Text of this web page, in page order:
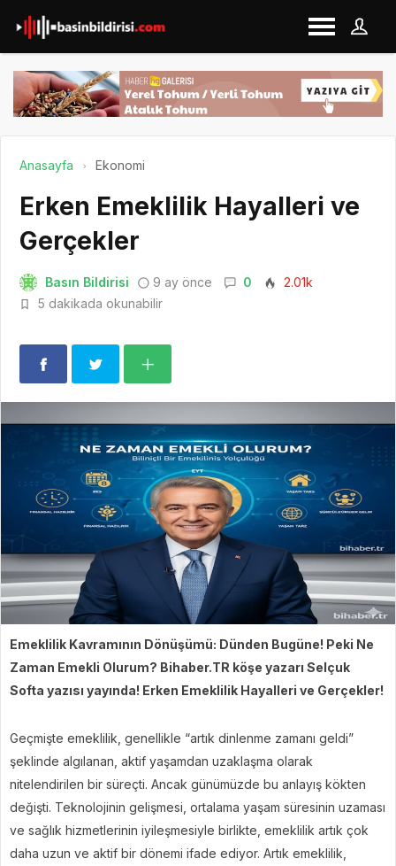
Anasayfa Ekonomi
Erken Emeklilik Hayalleri ve
Gerçekler
Basın Bildirisi 9 ay önce 0
2.01k
5 dakikada okunabilir
Emeklilik Kavramının Dönüşümü: Dünden Bugüne! Peki Ne
Zaman Emekli Olurum? Bihaber.TR köşe yazarı Selçuk
Softa yazısı yayında! Erken Emeklilik Hayalleri ve Gerçekler!
Geçmişte emeklilik, genellikle “artık dinlenme zamanı geldi”
şeklinde algılanan, aktif yaşamdan uzaklaşma olarak
nitelendirilen bir süreçti. Ancak günümüzde bu anlayış kökten
değişti. Teknolojinin gelişmesi, ortalama yaşam süresinin uzaması
ve sağlık hizmetlerinin iyileşmesiyle birlikte, emeklilik artık çok
daha uzun ve aktif bir dönemi ifade ediyor. Artık emeklilik,